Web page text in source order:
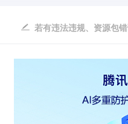
若有违法违规、资源包